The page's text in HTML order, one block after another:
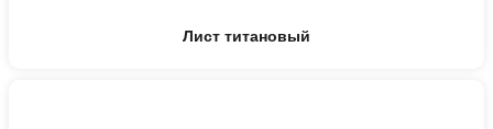
Лист титановый